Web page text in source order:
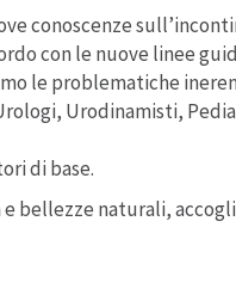
conoscenze
con le nuove linee
le problematiche
Urodinamisti,
di base.
bellezze naturali,